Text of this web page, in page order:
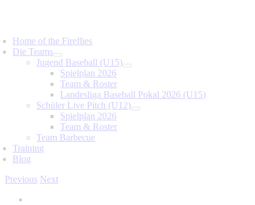
Home of the Fireflies
Die Teams
Jugend Baseball (U15)
Spielplan 2026
Team & Roster
Landesliga Baseball Pokal 2026 (U15)
Schüler Live Pitch (U12)
Spielplan 2026
Team & Roster
Team Barbecue
Training
Blog
Previous Next